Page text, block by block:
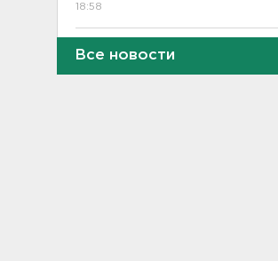
18:58
Задерживаются "Сапсаны" из
Москвы в Петербург
Все новости